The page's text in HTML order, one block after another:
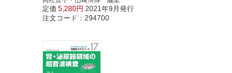
定価 5,280円 2021年9月発行
注文コード：294700